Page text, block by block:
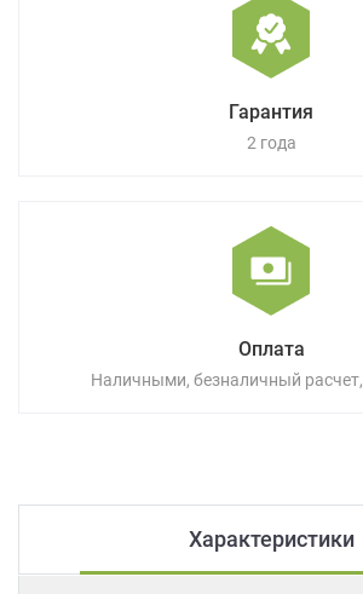
Гарантия
2 года
Оплата
Наличными, безналичный расчет,
Характеристики